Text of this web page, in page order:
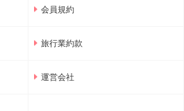
会員規約
旅行業約款
運営会社